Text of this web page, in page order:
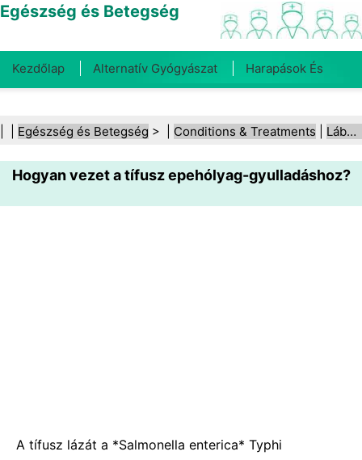
Egészség és Betegség
Kezdőlap Alternatív Gyógyászat Harapások És
Fogegészség Diéta És Táplálkozás Családi
Egészség Egészségügyi Ágazat Mentális Egészség
Közegészségügy És Biztonság Sebészet És
Egészség és Betegség > | Conditions & Treatments Lábujjbütyök (hallux valgus)
Hogyan vezet a tífusz epehólyag-gyulladáshoz?
A tífusz lázát a *Salmonella enterica* Typhi